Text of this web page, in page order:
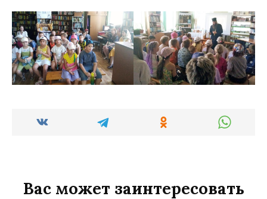
Вас может заинтересовать